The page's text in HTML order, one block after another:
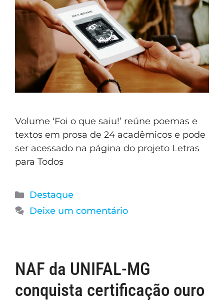
Volume ‘Foi o que saiu!’ reúne poemas e
textos em prosa de 24 acadêmicos e pode
ser acessado na página do projeto Letras
para Todos
Destaque
Deixe um comentário
NAF da UNIFAL-MG
conquista certificação ouro